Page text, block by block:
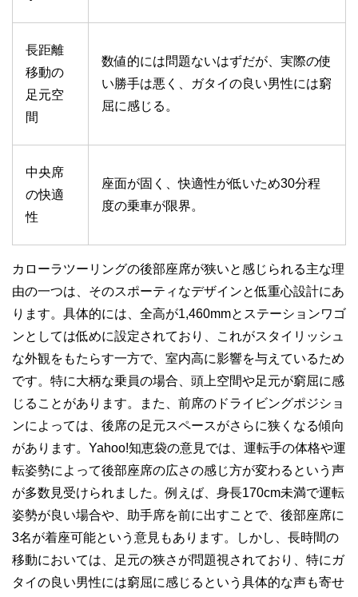
長距離
移動の
足元空
間
数値的には問題ないはずだが、実際の使
い勝手は悪く、ガタイの良い男性には窮
屈に感じる。
中央席
の快適
性
座面が固く、快適性が低いため30分程
度の乗車が限界。
カローラツーリングの後部座席が狭いと感じられる主な理
由の一つは、そのスポーティなデザインと低重心設計にあ
ります。具体的には、全高が1,460mmとステーションワゴ
ンとしては低めに設定されており、これがスタイリッシュ
な外観をもたらす一方で、室内高に影響を与えているため
です。特に大柄な乗員の場合、頭上空間や足元が窮屈に感
じることがあります。また、前席のドライビングポジショ
ンによっては、後席の足元スペースがさらに狭くなる傾向
があります。Yahoo!知恵袋の意見では、運転手の体格や運
転姿勢によって後部座席の広さの感じ方が変わるという声
が多数見受けられました。例えば、身長170cm未満で運転
姿勢が良い場合や、助手席を前に出すことで、後部座席に
3名が着座可能という意見もあります。しかし、長時間の
移動においては、足元の狭さが問題視されており、特にガ
タイの良い男性には窮屈に感じるという具体的な声も寄せ